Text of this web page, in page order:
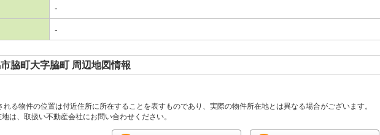
-
-
脇町大字脇町 周辺地図情報
る物件の位置は付近住所に所在することを表すものであり、実際の物件所在地とは異なる場合がございます。
は、取扱い不動産会社にお問い合わせください。